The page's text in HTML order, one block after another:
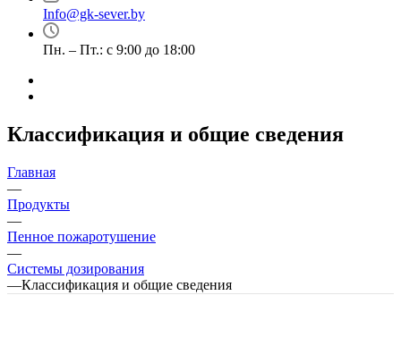
Info@gk-sever.by
Пн. – Пт.: с 9:00 до 18:00
Классификация и общие сведения
Главная
—
Продукты
—
Пенное пожаротушение
—
Системы дозирования
—Классификация и общие сведения